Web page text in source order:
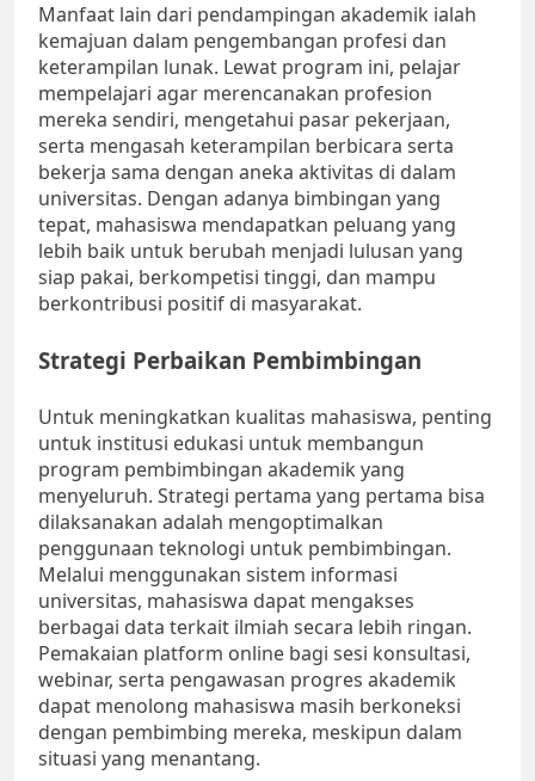
Manfaat lain dari pendampingan akademik ialah
kemajuan dalam pengembangan profesi dan
keterampilan lunak. Lewat program ini, pelajar
mempelajari agar merencanakan profesion
mereka sendiri, mengetahui pasar pekerjaan,
serta mengasah keterampilan berbicara serta
bekerja sama dengan aneka aktivitas di dalam
universitas. Dengan adanya bimbingan yang
tepat, mahasiswa mendapatkan peluang yang
lebih baik untuk berubah menjadi lulusan yang
siap pakai, berkompetisi tinggi, dan mampu
berkontribusi positif di masyarakat.
Strategi Perbaikan Pembimbingan
Untuk meningkatkan kualitas mahasiswa, penting
untuk institusi edukasi untuk membangun
program pembimbingan akademik yang
menyeluruh. Strategi pertama yang pertama bisa
dilaksanakan adalah mengoptimalkan
penggunaan teknologi untuk pembimbingan.
Melalui menggunakan sistem informasi
universitas, mahasiswa dapat mengakses
berbagai data terkait ilmiah secara lebih ringan.
Pemakaian platform online bagi sesi konsultasi,
webinar, serta pengawasan progres akademik
dapat menolong mahasiswa masih berkoneksi
dengan pembimbing mereka, meskipun dalam
situasi yang menantang.